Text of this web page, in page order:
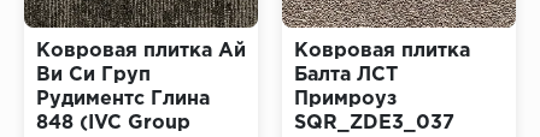
Ковровая плитка Ай
Ви Си Груп
Рудиментс Глина
848 (IVC Group
Ковровая плитка
Балта ЛСТ
Примроуз
SQR_ZDE3_037